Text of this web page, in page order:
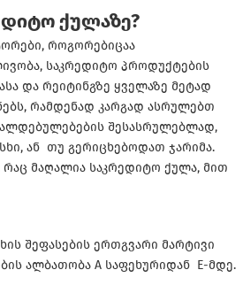
ქულაზე?
როგორებიცაა
საკრედიტო პროდუქტების
და რეიტინგზე ყველაზე მეტად
რამდენად კარგად ასრულებთ
შესასრულებლად,
ან თუ გერიცხებოდათ ჯარიმა.
მაღალია საკრედიტო ქულა, მით
შეფასების ერთგვარი მარტივი
ალბათობა A საფეხურიდან E-მდე.